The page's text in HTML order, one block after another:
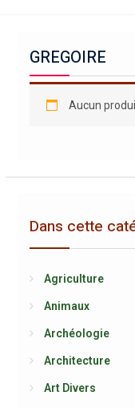
GREGOIRE
Aucun
Dans cette
Agriculture
Animaux
Archéologie
Architecture
Art Divers